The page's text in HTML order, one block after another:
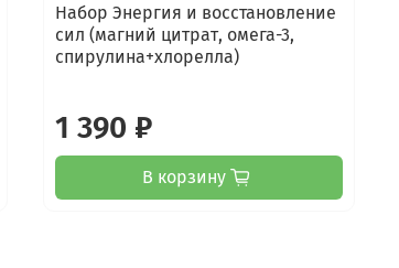
Набор Энергия и восстановление
сил (магний цитрат, омега-3,
спирулина+хлорелла)
1 390 ₽
В корзину